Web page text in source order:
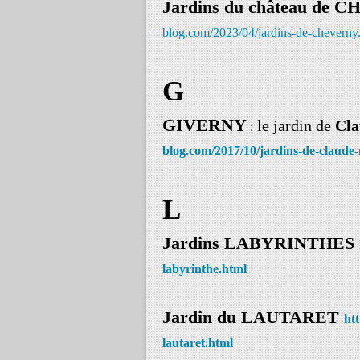
Jardins du château de
blog.com/2023/04/jardins-de-
G
GIVERNY:le jardin de
blog.com/2017/10/jardins-de-
L
Jardins LABYRINTHES
labyrinthe.html
Jardin du LAUTARET
lautaret.html